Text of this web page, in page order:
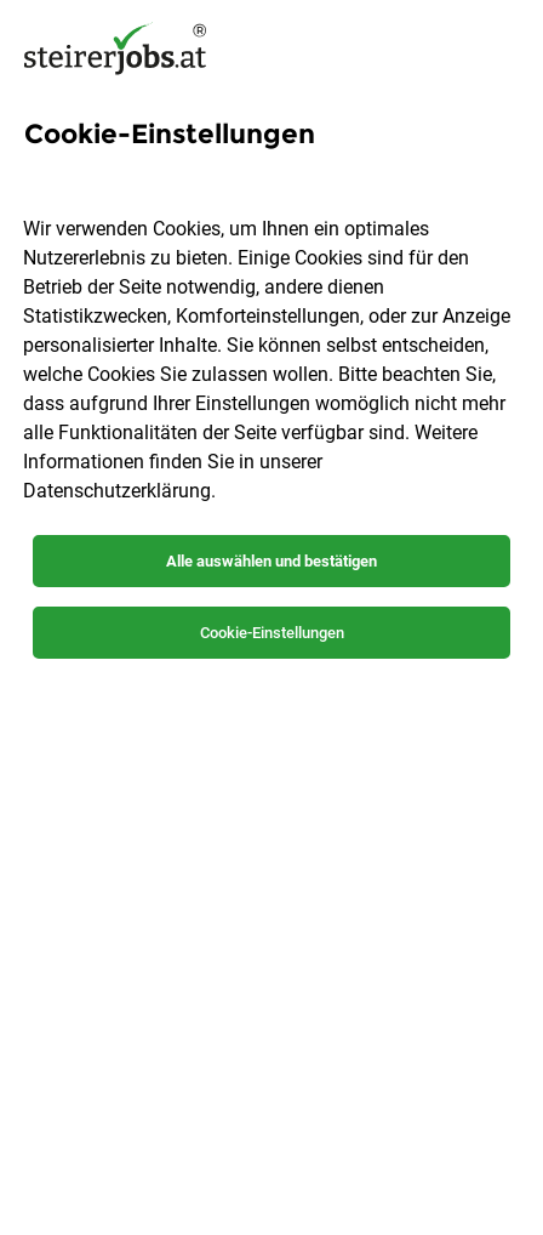
Diplomiertes Gesundheits-
(w/m/d)
Mavida Group
8904 Ardning Vollzeit Teilzeit 07.08.2026
Cookie-Einstellungen
Wir verwenden Cookies, um Ihnen ein optimales
Nutzererlebnis zu bieten. Einige Cookies sind für den
Betrieb der Seite notwendig, andere dienen
Statistikzwecken, Komforteinstellungen, oder zur Anzeige
personalisierter Inhalte. Sie können selbst entscheiden,
welche Cookies Sie zulassen wollen. Bitte beachten Sie,
dass aufgrund Ihrer Einstellungen womöglich nicht mehr
alle Funktionalitäten der Seite verfügbar sind. Weitere
Informationen finden Sie in unserer
Datenschutzerklärung.
Alle auswählen und bestätigen
Cookie-Einstellungen